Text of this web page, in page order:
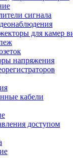
сигнала
для камер
напряжения
кабели
доступом